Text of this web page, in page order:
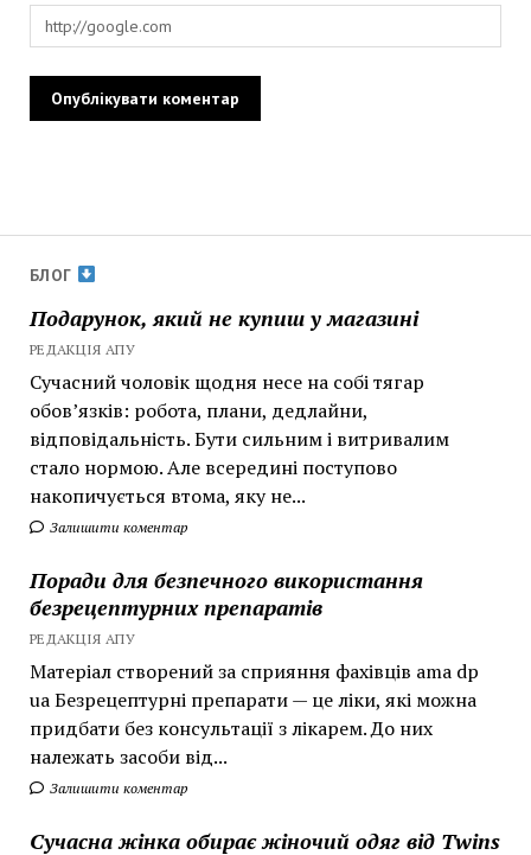
БЛОГ
Подарунок, який не купиш у магазині
РЕДАКЦІЯ АПУ
Сучасний чоловік щодня несе на собі тягар
обов’язків: робота, плани, дедлайни,
відповідальність. Бути сильним і витривалим
стало нормою. Але всередині поступово
накопичується втома, яку не...
Залишити коментар
Поради для безпечного використання
безрецептурних препаратів
РЕДАКЦІЯ АПУ
Матеріал створений за сприяння фахівців ama dp
ua Безрецептурні препарати — це ліки, які можна
придбати без консультації з лікарем. До них
належать засоби від...
Залишити коментар
Сучасна жінка обирає жіночий одяг від Twins